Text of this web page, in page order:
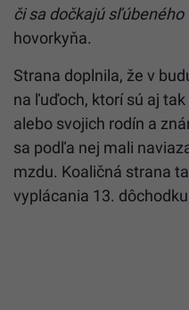
či sa dočkajú sľúbeného
hovorkyňa.
Strana doplnila, že v
na ľuďoch, ktorí sú aj
alebo svojich rodín a
sa podľa nej mali
mzdu. Koaličná strana
vyplácania 13.